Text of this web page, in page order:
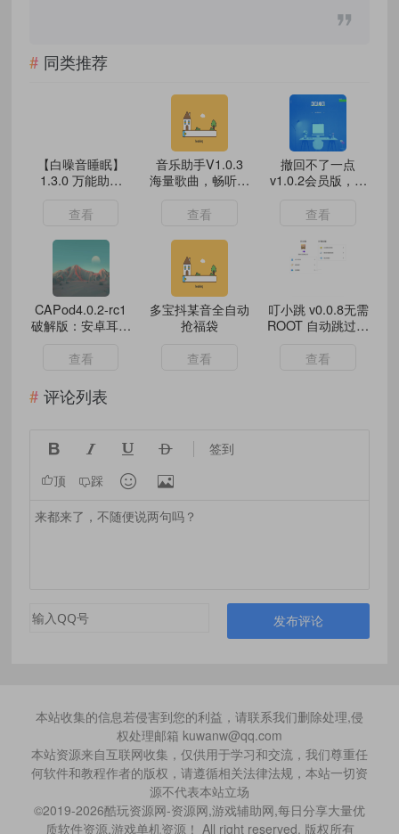
同类推荐
【白噪音睡眠】
1.3.0 万能助眠
查看
音乐助手V1.0.3
海量歌曲，畅听无
查看
撤回不了一点
v1.0.2会员版，支
飞书等
查看
‌CAPod4.0.2-rc1
破解版：安卓耳机
业调音+低延迟模
查看
多宝抖某音全自动
抢福袋
查看
叮小跳 v0.0.8无需
ROOT 自动跳过广
查看
评论列表
    签到
顶 踩  
发布评论
本站收集的信息若侵害到您的利益，请联系我们删除处理,侵
权处理邮箱 kuwanw@qq.com
本站资源来自互联网收集，仅供用于学习和交流，我们尊重任
何软件和教程作者的版权，请遵循相关法律法规，本站一切资
源不代表本站立场
©2019-2026酷玩资源网-资源网,游戏辅助网,每日分享大量优
质软件资源,游戏单机资源！ All right reserved. 版权所有